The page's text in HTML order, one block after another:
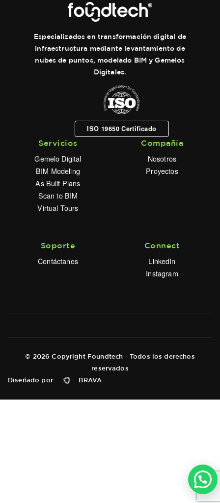
Especializados en transformación digital de
infraestructura mediante levantamiento de
nubes de puntos, modelado BIM y Gemelos
Digitales.
ISO 19650 Certificado
Servicios
Gemelo Digital
BIM Modeling
As Built Plans
Scan to BIM
Virtual Tours
Compañía
Nosotros
Proyectos
Soporte
Contáctanos
Connect
LinkedIn
Instagram
© 2026 Copyright Foundtech - Todos los derechos
reservados
Diseñado por: BRAVA